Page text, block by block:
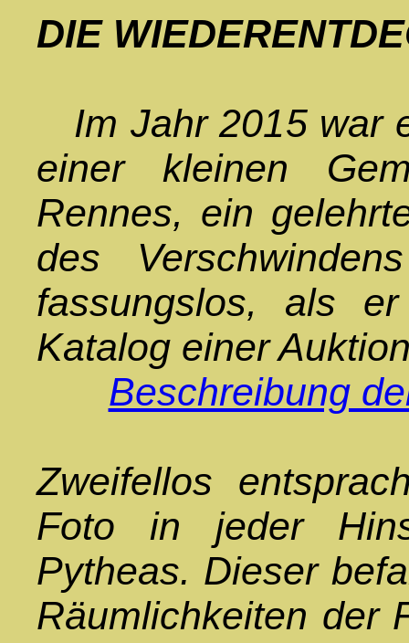
DIE
Im Jahr 2015 war
einer kleinen
Rennes, ein
des
fassungslos, als
Katalog einer
Beschreibung
Zweifellos
Foto in jeder
Pytheas. Dieser
Räumlichkeiten der